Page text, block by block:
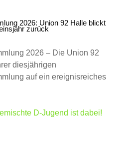
2026: Union 92 Halle blickt
zurück
2026 – Die Union 92
diesjährigen
auf ein ereignisreiches